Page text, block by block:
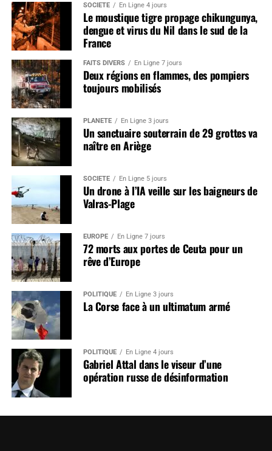
SOCIÉTÉ En Ligne 4 jours
Le moustique tigre propage chikungunya,
dengue et virus du Nil dans le sud de la
France
FAITS DIVERS En Ligne 7 jours
Deux régions en flammes, des pompiers
toujours mobilisés
PLANÈTE En Ligne 3 jours
Un sanctuaire souterrain de 29 grottes va
naître en Ariège
SOCIÉTÉ En Ligne 5 jours
Un drone à l’IA veille sur les baigneurs de
Valras-Plage
EUROPE En Ligne 7 jours
72 morts aux portes de Ceuta pour un
rêve d’Europe
POLITIQUE En Ligne 3 jours
La Corse face à un ultimatum armé
POLITIQUE En Ligne 4 jours
Gabriel Attal dans le viseur d’une
opération russe de désinformation